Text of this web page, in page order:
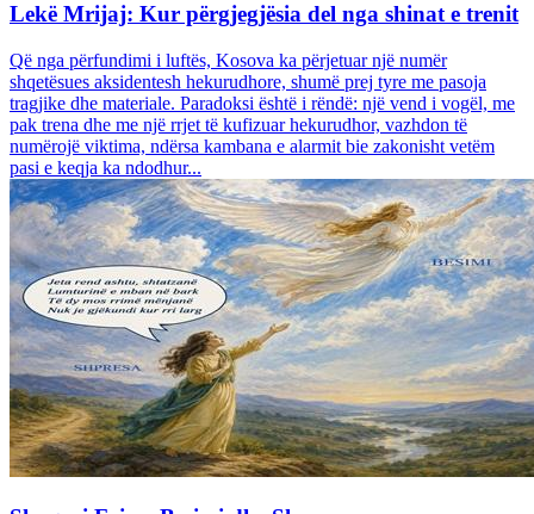
Lekë Mrijaj: Kur përgjegjësia del nga shinat e trenit
Që nga përfundimi i luftës, Kosova ka përjetuar një numër
shqetësues aksidentesh hekurudhore, shumë prej tyre me pasoja
tragjike dhe materiale. Paradoksi është i rëndë: një vend i vogël, me
pak trena dhe me një rrjet të kufizuar hekurudhor, vazhdon të
numërojë viktima, ndërsa kambana e alarmit bie zakonisht vetëm
pasi e keqja ka ndodhur...